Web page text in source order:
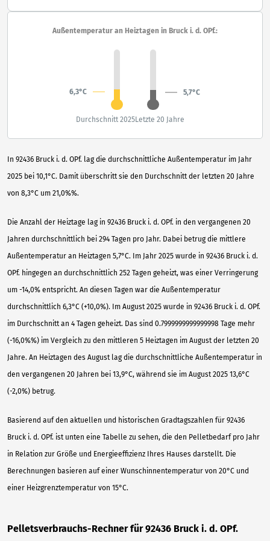
In 92436 Bruck i. d. OPf. lag die durchschnittliche Außentemperatur im Jahr
2025 bei 10,1°C. Damit überschritt sie den Durchschnitt der letzten 20 Jahre
von 8,3°C um 21,0%%.
Die Anzahl der Heiztage lag in 92436 Bruck i. d. OPf. in den vergangenen 20
Jahren durchschnittlich bei 294 Tagen pro Jahr. Dabei betrug die mittlere
Außentemperatur an Heiztagen 5,7°C. Im Jahr 2025 wurde in 92436 Bruck i. d.
OPf. hingegen an durchschnittlich 252 Tagen geheizt, was einer Verringerung
um -14,0% entspricht. An diesen Tagen war die Außentemperatur
durchschnittlich 6,3°C (+10,0%). Im August 2025 wurde in 92436 Bruck i. d. OPf.
im Durchschnitt an 4 Tagen geheizt. Das sind 0.7999999999999998 Tage mehr
(-16,0%%) im Vergleich zu den mittleren 5 Heiztagen im August der letzten 20
Jahre. An Heiztagen des August lag die durchschnittliche Außentemperatur in
den vergangenen 20 Jahren bei 13,9°C, während sie im August 2025 13,6°C
(-2,0%) betrug.
Basierend auf den aktuellen und historischen Gradtagszahlen für 92436
Bruck i. d. OPf. ist unten eine Tabelle zu sehen, die den Pelletbedarf pro Jahr
in Relation zur Größe und Energieeffizienz Ihres Hauses darstellt. Die
Berechnungen basieren auf einer Wunschinnentemperatur von 20°C und
einer Heizgrenztemperatur von 15°C.
Außentemperatur an Heiztagen in Bruck i. d. OPf.:
6,3°C 5,7°C
Durchschnitt 2025Letzte 20 Jahre
Pelletsverbrauchs-Rechner für 92436 Bruck i. d. OPf.